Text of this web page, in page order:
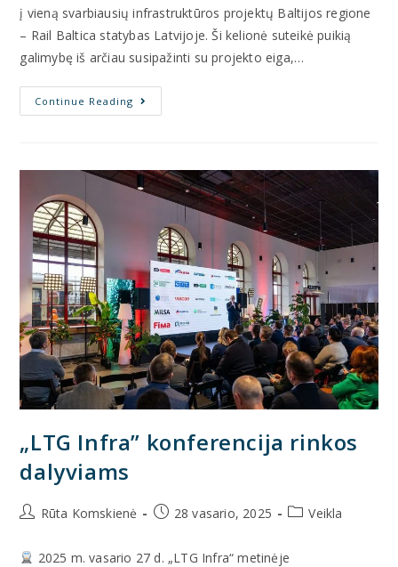
į vieną svarbiausių infrastruktūros projektų Baltijos regione
– Rail Baltica statybas Latvijoje. Ši kelionė suteikė puikią
galimybę iš arčiau susipažinti su projekto eiga,…
Continue Reading
„LTG Infra” konferencija rinkos
dalyviams
Rūta Komskienė 28 vasario, 2025 Veikla
2025 m. vasario 27 d. „LTG Infra“ metinėje